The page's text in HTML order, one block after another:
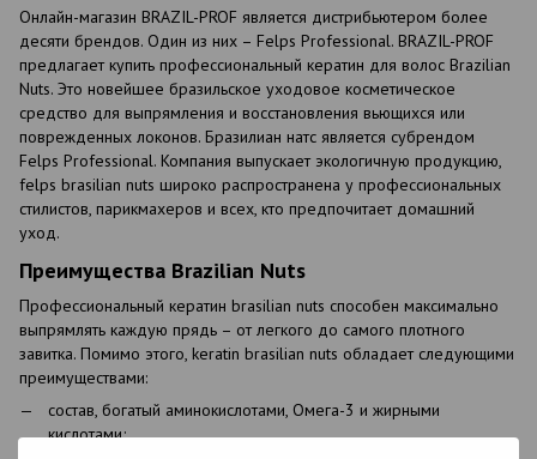
Онлайн-магазин BRAZIL-PROF является дистрибьютером более
десяти брендов. Один из них – Felps Professional. BRAZIL-PROF
предлагает купить профессиональный кератин для волос Brazilian
Nuts. Это новейшее бразильское уходовое косметическое
средство для выпрямления и восстановления вьющихся или
поврежденных локонов. Бразилиан натс является субрендом
Felps Professional. Компания выпускает экологичную продукцию,
felps brasilian nuts широко распространена у профессиональных
стилистов, парикмахеров и всех, кто предпочитает домашний
уход.
Преимущества Brazilian Nuts
Профессиональный кератин brasilian nuts способен максимально
выпрямлять каждую прядь – от легкого до самого плотного
завитка. Помимо этого, keratin brasilian nuts обладает следующими
преимуществами:
состав, богатый аминокислотами, Омега-3 и жирными
кислотами;